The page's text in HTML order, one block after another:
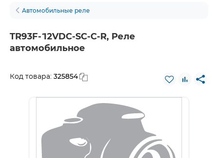
Автомобильные реле
TR93F-12VDC-SC-C-R, Реле
автомобильное
Код товара: 325854